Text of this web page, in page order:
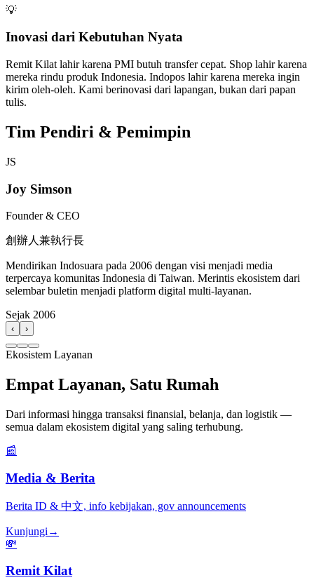
💡
Inovasi dari Kebutuhan Nyata
Remit Kilat lahir karena PMI butuh transfer cepat. Shop lahir karena
mereka rindu produk Indonesia. Indopos lahir karena mereka ingin
kirim oleh-oleh. Kami berinovasi dari lapangan, bukan dari papan
tulis.
Tim Pendiri & Pemimpin
JS
Joy Simson
Founder & CEO
創辦人兼執行長
Mendirikan Indosuara pada 2006 dengan visi menjadi media
terpercaya komunitas Indonesia di Taiwan. Merintis ekosistem dari
selembar buletin menjadi platform digital multi-layanan.
Sejak 2006
‹ ›
Ekosistem Layanan
Empat Layanan, Satu Rumah
Dari informasi hingga transaksi finansial, belanja, dan logistik —
semua dalam ekosistem digital yang saling terhubung.
📰
Media & Berita
Berita ID & 中文, info kebijakan, gov announcements
Kunjungi →
💸
Remit Kilat